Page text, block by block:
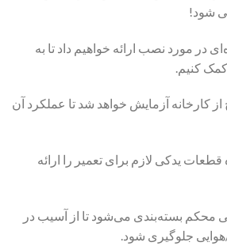
شود!
در مورد نصب ارائه خواهیم داد تا به
کنیم.
کارخانه آزمایش خواهد شد تا عملکرد آن
قطعات یدکی لازم برای تعمیر را ارائه
محکم بسته‌بندی می‌شود تا از آسیب در
جلوگیری شود.